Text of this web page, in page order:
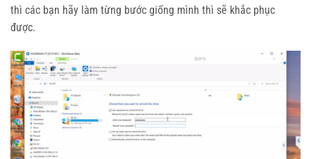
thì các bạn hãy làm từng bước giống mình thì sẽ khắc phục
được.